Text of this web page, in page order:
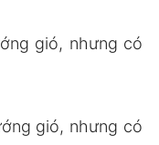
gió, nhưng có
gió, nhưng có